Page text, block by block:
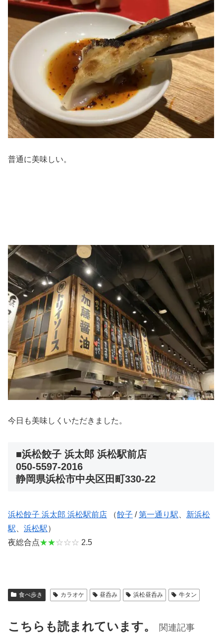
普通に美味しい。
今日も美味しくいただきました。
■浜松餃子 浜太郎 浜松駅前店
050-5597-2016
静岡県浜松市中央区田町330‐22
浜松餃子 浜太郎 浜松駅前店 （餃子 /第一通り駅
新浜松
駅
浜松駅）
夜総合点★★☆☆☆ 2.5
食べ歩き カラオケ 昼呑み 浜松昼呑み 牛タン
こちらも読まれています。 関連記事